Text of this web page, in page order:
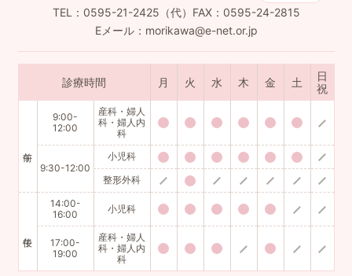
TEL：0595-21-2425（代）FAX：0595-24-2815
Eメール：morikawa@e-net.or.jp
診療時間 月 火 水 木 金 土
日
祝
9:00-
12:00
産科・婦人
科・婦人内
科
9:30-12:00
小児科
整形外科
14:00-
16:00
小児科
17:00-
19:00
産科・婦人
科・婦人内
科